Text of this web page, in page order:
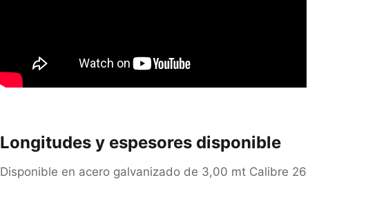
Longitudes y espesores disponible
Disponible en acero galvanizado de 3,00 mt Calibre 26